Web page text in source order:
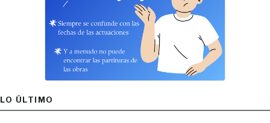
LO ÚLTIMO